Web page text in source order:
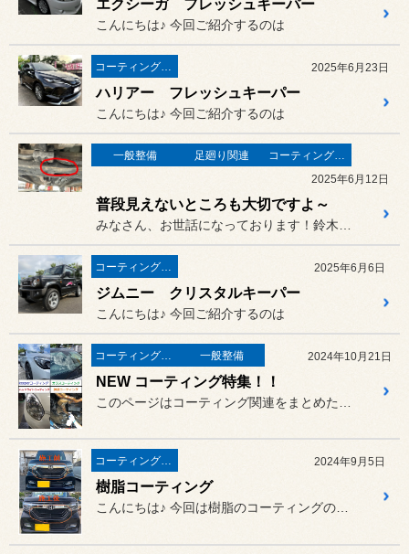
エクシーガ フレッシュキーパー
こんにちは♪ 今回ご紹介するのは
コーティング関連 2025年6月23日
ハリアー フレッシュキーパー
こんにちは♪ 今回ご紹介するのは
一般整備 足廻り関連
コーティング関連
2025年6月12日
普段見えないところも大切ですよ～
みなさん、お世話になっております！鈴木です！
コーティング関連 2025年6月6日
ジムニー クリスタルキーパー
こんにちは♪ 今回ご紹介するのは
コーティング関連 一般整備 2024年10月21日
NEW コーティング特集！！
このページはコーティング関連をまとめた記事になってますので
コーティング関連 2024年9月5日
樹脂コーティング
こんにちは♪ 今回は樹脂のコーティングのご案内...